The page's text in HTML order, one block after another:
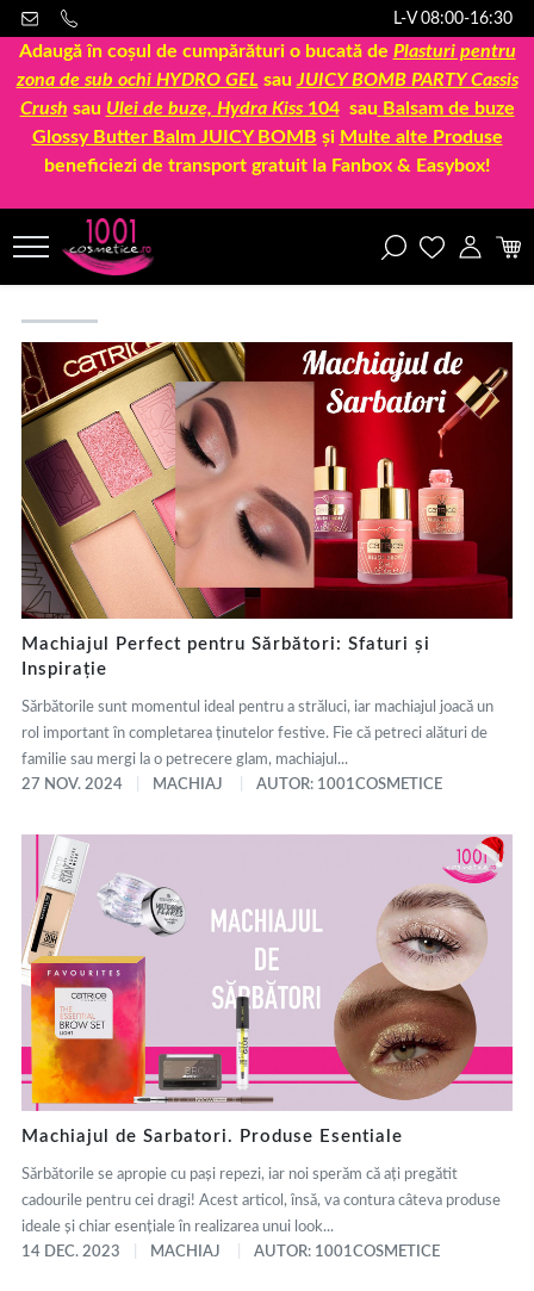
L-V 08:00-16:30
Adaugă în coșul de cumpărături o bucată de Plasturi pentru
zona de sub ochi HYDRO GEL sau JUICY BOMB PARTY Cassis
Crush sau Ulei de buze, Hydra Kiss 104sau Balsam de buze
Glossy Butter Balm JUICY BOMB și Multe alte Produse
beneficiezi de transport gratuit la Fanbox & Easybox!
Machiajul Perfect pentru Sărbători: Sfaturi și
Inspirație
Sărbătorile sunt momentul ideal pentru a străluci, iar machiajul joacă un
rol important în completarea ținutelor festive. Fie că petreci alături de
familie sau mergi la o petrecere glam, machiajul...
27 NOV. 2024
MACHIAJ AUTOR: 1001COSMETICE
Machiajul de Sarbatori. Produse Esentiale
Sărbătorile se apropie cu pași repezi, iar noi sperăm că ați pregătit
cadourile pentru cei dragi! Acest articol, însă, va contura câteva produse
ideale și chiar esențiale în realizarea unui look...
14 DEC. 2023
MACHIAJ AUTOR: 1001COSMETICE